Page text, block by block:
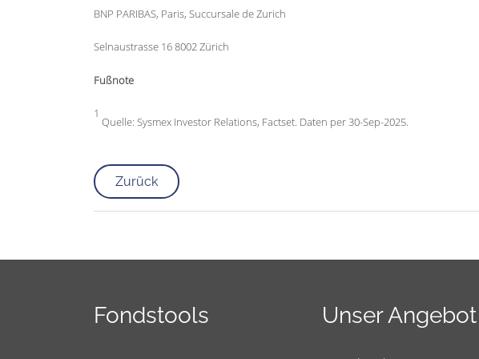
BNP PARIBAS, Paris, Succursale de Zurich
Selnaustrasse 16 8002 Zürich
Fußnote
1
Quelle: Sysmex Investor Relations, Factset. Daten per 30-Sep-2025.
Zurück
Fondstools Unser Angebot